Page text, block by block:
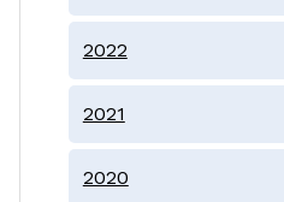
2022
2021
2020